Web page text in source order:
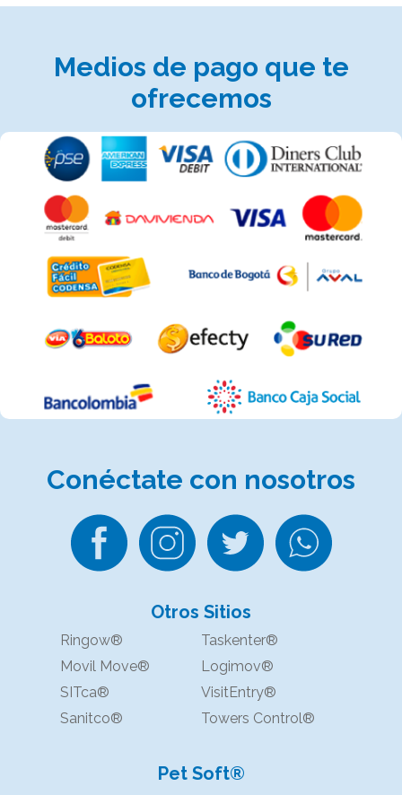
Medios de pago que te
ofrecemos
Conéctate con nosotros
Otros Sitios
Ringow®
Taskenter®
Movil Move®
Logimov®
SITca®
VisitEntry®
Sanitco®
Towers Control®
Pet Soft®